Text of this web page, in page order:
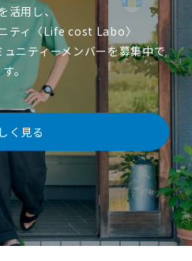
活用し、
ティ〈Life cost Labo〉
ニティーメンバーを募集中で
す。
く見る